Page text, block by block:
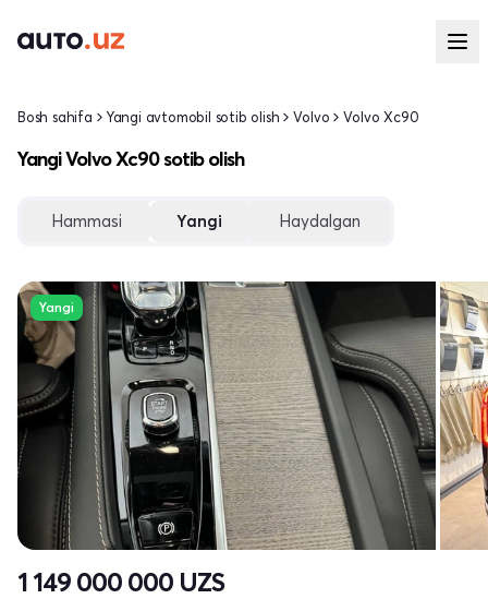
Bosh sahifa Yangi avtomobil sotib olish Volvo Volvo Xc90
Yangi Volvo Xc90 sotib olish
Hammasi Yangi Haydalgan
Yangi
1 149 000 000 UZS